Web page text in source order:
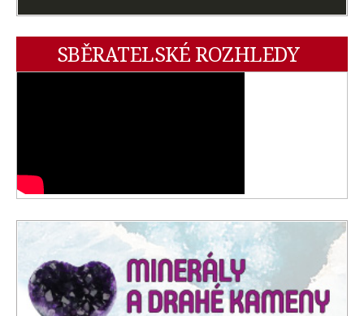
SBĚRATELSKÉ ROZHLEDY